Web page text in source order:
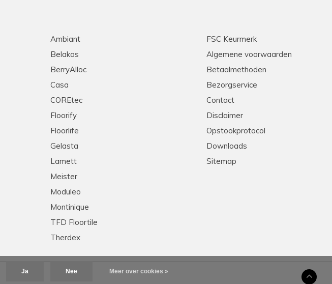
Ambiant
Belakos
BerryAlloc
Casa
COREtec
Floorify
Floorlife
Gelasta
Lamett
Meister
Moduleo
Montinique
TFD Floortile
Therdex
FSC Keurmerk
Algemene voorwaarden
Betaalmethoden
Bezorgservice
Contact
Disclaimer
Opstookprotocol
Downloads
Sitemap
Ja Nee Meer over cookies »